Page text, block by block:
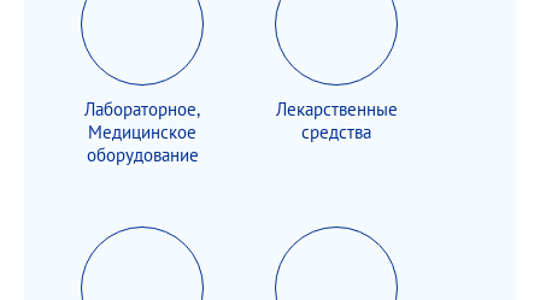
Лабораторное,
Медицинское
оборудование
Лекарственные
средства